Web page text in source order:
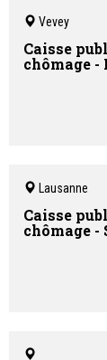
Vevey
Caisse
chômage -
Lausanne
Caisse
chômage -